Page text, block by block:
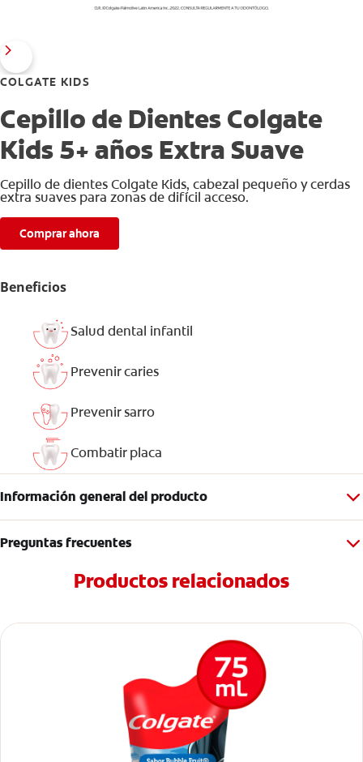
COLGATE KIDS
Cepillo de Dientes Colgate
Kids 5+ años Extra Suave
Cepillo de dientes Colgate Kids, cabezal pequeño y cerdas
extra suaves para zonas de difícil acceso.
Comprar ahora
Beneficios
Salud dental infantil
Prevenir caries
Prevenir sarro
Combatir placa
Información general del producto
Preguntas frecuentes
Productos relacionados